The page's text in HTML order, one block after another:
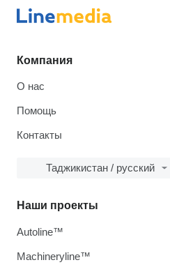
Компания
О нас
Помощь
Контакты
Таджикистан / русский
Наши проекты
Autoline™
Machineryline™